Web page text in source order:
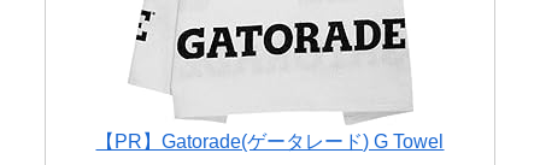
【PR】Gatorade(ゲータレード) G Towel